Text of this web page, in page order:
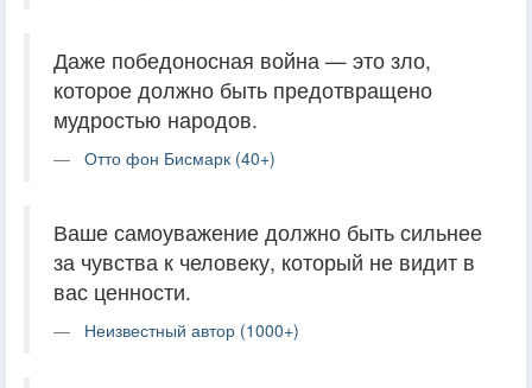
Даже победоносная война — это зло,
которое должно быть предотвращено
мудростью народов.
Отто фон Бисмарк (40+)
Ваше самоуважение должно быть сильнее
за чувства к человеку, который не видит в
вас ценности.
Неизвестный автор (1000+)